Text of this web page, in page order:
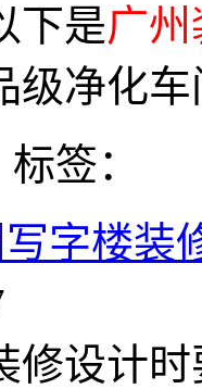
下是广
级净化
标签：
字楼装
修设计